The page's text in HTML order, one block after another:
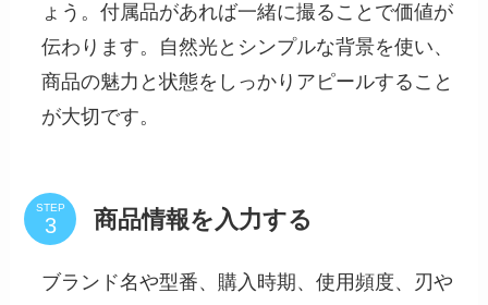
ょう。付属品があれば一緒に撮ることで価値が
伝わります。自然光とシンプルな背景を使い、
商品の魅力と状態をしっかりアピールすること
が大切です。
STEP 商品情報を入力する
ブランド名や型番、購入時期、使用頻度、刃や